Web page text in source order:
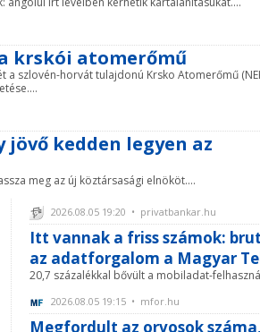
krskói atomerőmű
szlovén-horvát tulajdonú Krsko Atomerőmű
kedden legyen az
meg az új köztársasági elnököt....
2026.08.05 19:20 • privatbankar.hu
Itt vannak a friss számok:
az adatforgalom a Magyar
20,7 százalékkal bővült a mobiladat-
2026.08.05 19:15 • mfor.hu
Megfordult az orvosok